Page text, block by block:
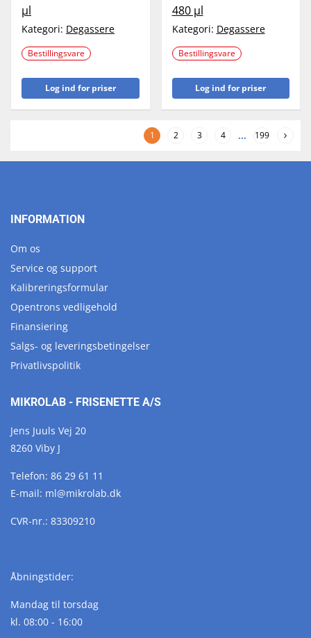
µl
Kategori: Degassere
Bestillingsvare
Log ind for priser
480 µl
Kategori: Degassere
Bestillingsvare
Log ind for priser
1 2 3 4 ... 199
INFORMATION
Om os
Service og support
Kalibreringsformular
Opentrons vedligehold
Finansiering
Salgs- og leveringsbetingelser
Privatlivspolitik
MIKROLAB - FRISENETTE A/S
Jens Juuls Vej 20
8260 Viby J
Telefon: 86 29 61 11
E-mail: ml@mikrolab.dk
CVR-nr.: 83309210
Åbningstider:
Mandag til torsdag
kl. 08:00 - 16:00